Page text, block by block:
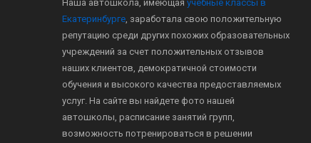
Наша автошкола, имеющая учебные классы в
Екатеринбурге , заработала свою положительную
репутацию среди других похожих образовательных
учреждений за счет положительных отзывов
наших клиентов, демократичной стоимости
обучения и высокого качества предоставляемых
услуг. На сайте вы найдете фото нашей
автошколы, расписание занятий групп,
возможность потренироваться в решении